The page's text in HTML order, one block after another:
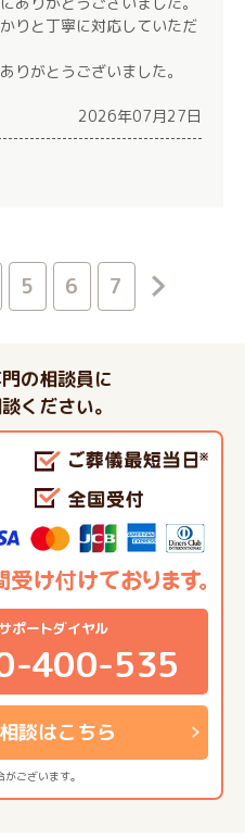
りと丁寧に対応していただ
りがとうございました。
2026年07月27日
5 6 7
の相談員に
ください。
ございます。
談はこちら
ポートダイヤル
400-535